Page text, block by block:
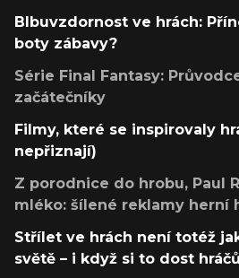
Blbuvzdornost ve hrách:
boty zábavy?
Série Final Fantasy:
začátečníky
Filmy, které se inspirovaly
nepřiznají)
Z porodnice do hrobu, Paul
mléko: šílené reklamy herní
Střílet ve hrách není totéž
světě – i když si to dost